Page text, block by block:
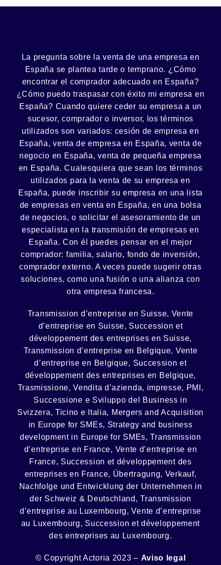
La pregunta sobre la venta de unaempresa en
España se plantea tarde o temprano. ¿Cómo
encontrar el comprador adecuado en España?
¿Cómo puedotraspasar con éxito mi empresa en
España? Cuando quiere ceder su empresa a un
sucesor, comprador o inversor, los términos
utilizados son variados: cesión de empresa en
España, venta de empresa en España, venta de
negocio en España, venta de pequeña empresa
en España. Cualesquiera que sean los términos
utilizados para la venta de su empresa en
España, puede inscribir su empresa en una lista
de empresas en venta en España, en una bolsa
de negocios, o solicitar el asesoramiento de un
especialista en la transmisión de empresas en
España. Con él puedes pensar en el mejor
comprador: familia,salario, fondo de inversión,
comprador externo. A veces puede sugerir otras
soluciones, como una fusión o unaalianza con
otra empresa francesa.
Transmission d’entreprise en Suisse, Vente
d’entreprise en Suisse, Succession et
développement des entreprises en Suisse,
Transmission d’entreprise en Belgique, Vente
d’entreprise en Belgique, Succession et
développement des entreprises en Belgique,
Trasmissione, Vendita d’azienda, impresse, PMI,
Successione e Sviluppo del Business in
Svizzera, Ticino e Italia, Mergers and Acquisition
in Europe for SMEs, Strategy and business
development in Europe for SMEs,Transmission
d’entreprise en France, Vente d’entreprise en
France, Succession et développement des
entreprises en France, Übertragung, Verkauf,
Nachfolge und Entwicklung der Unternehmen in
der Schweiz & Deutschland ,Transmission
d’entreprise au Luxembourg, Vente d’entreprise
au Luxembourg, Succession et développement
des entreprises au Luxembourg.
© Copyright Actoria 2023 – Aviso legal